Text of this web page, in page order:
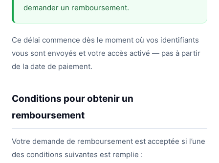
demander un remboursement.
Ce délai commence dès le moment où vos identifiants
vous sont envoyés et votre accès activé — pas à partir
de la date de paiement.
Conditions pour obtenir un
remboursement
Votre demande de remboursement est acceptée si l’une
des conditions suivantes est remplie :